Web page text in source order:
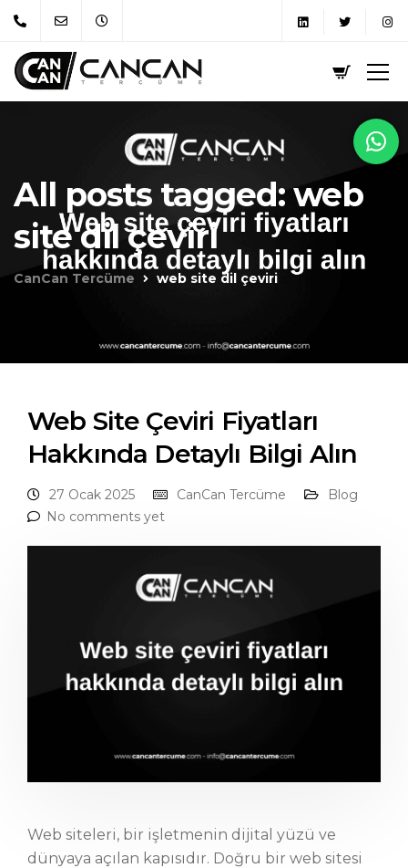
All posts tagged: web
site dil çeviri
CanCan Tercüme web site dil çeviri
Web Site Çeviri Fiyatları
Hakkında Detaylı Bilgi Alın
27 Ocak 2025 CanCan Tercüme
Blog
No comments yet
Web siteleri, bir işletmenin dijital yüzü ve
dünyaya açılan kapısıdır. Doğru bir web sitesi